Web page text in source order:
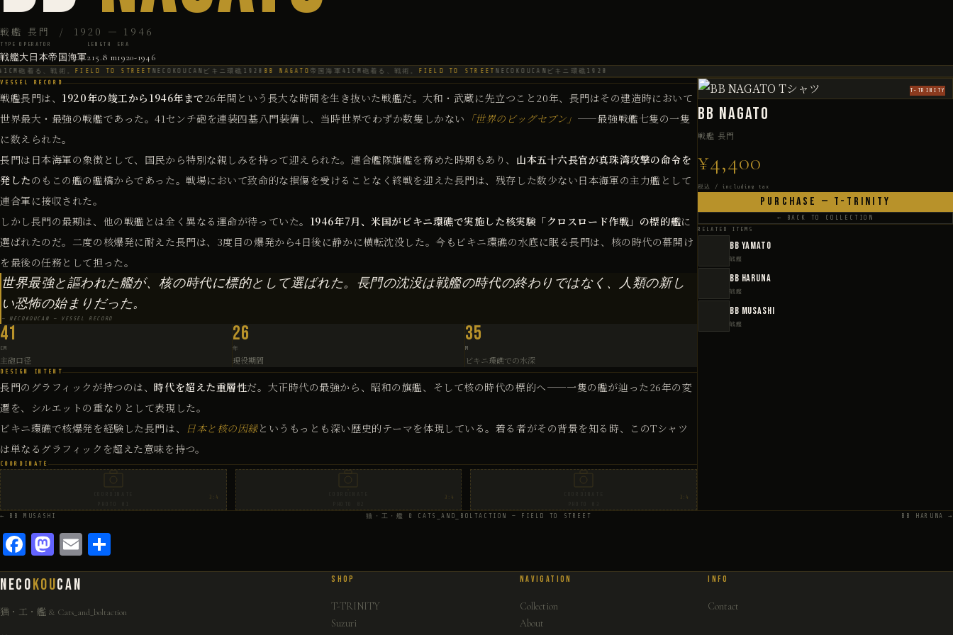
戦艦 長門 / 1920 — 1946
TYPE
戦艦
OPERATOR
大日本帝国海軍
LENGTH
215.8 m
ERA
1920-1946
砲着る、戦術。 FIELD TO STREET NECOKOUCAN ビキニ環礁 1920 BB NAGATO帝国海軍 41CM砲 着る、戦術。 FIELD TO STREET NECOKOUCAN ビキニ環礁 1920
VESSEL RECORD
戦艦長門は、 1920年の竣工から1946年まで26年間という長大な時間を生き抜いた戦艦だ。大和・武蔵に先立つこと20年、長門はその建造時において
世界最大・最強の戦艦であった。41センチ砲を連装四基八門装備し、当時世界でわずか数隻しかない 「世界のビッグセブン」 ——最強戦艦七隻の一隻
に数えられた。
長門は日本海軍の象徴として、国民から特別な親しみを持って迎えられた。連合艦隊旗艦を務めた時期もあり、 山本五十六長官が真珠湾攻撃の命令を
発したのもこの艦の艦橋からであった。戦場において致命的な損傷を受けることなく終戦を迎えた長門は、残存した数少ない日本海軍の主力艦として
連合軍に接収された。
しかし長門の最期は、他の戦艦とは全く異なる運命が待っていた。 1946年7月、米国がビキニ環礁で実施した核実験「クロスロード作戦」の標的艦に
選ばれたのだ。二度の核爆発に耐えた長門は、3度目の爆発から4日後に静かに横転沈没した。今もビキニ環礁の水底に眠る長門は、核の時代の幕開け
を最後の任務として担った。
世界最強と謳われた艦が、核の時代に標的として選ばれた。長門の沈没は戦艦の時代の終わりではなく、人類の新し
い恐怖の始まりだった。
— NECOKOUCAN — VESSEL RECORD
41
CM
主砲口径
26
年
現役期間
35
M
ビキニ環礁での水深
DESIGN INTENT
長門のグラフィックが持つのは、時代を超えた重層性だ。大正時代の最強から、昭和の旗艦、そして核の時代の標的へ——一隻の艦が辿った26年の変
遷を、シルエットの重なりとして表現した。
ビキニ環礁で核爆発を経験した長門は、
日本と核の因縁というもっとも深い歴史的テーマを体現している。着る者がその背景を知る時、このTシャツ
は単なるグラフィックを超えた意味を持つ。
COORDINATE
3:4 3:4 3:4
T-TRINITY
BB NAGATO
戦艦 長門
¥4,400
税込 / including tax
PURCHASE — T-TRINITY
← BACK TO COLLECTION
RELATED ITEMS
BB YAMATO
戦艦
BB HARUNA
戦艦
BB MUSASHI
戦艦
← BB MUSASHI 猫・工・艦 & CATS_AND_BOLTACTION — FIELD TO STREET BB HARUNA →
Facebook
Mastodon
Email
有
NECOKOUCAN
猫・工・艦 & Cats_and_boltaction
SHOP
T-TRINITY
Suzuri
NAVIGATION
Collection
About
INFO
Contact